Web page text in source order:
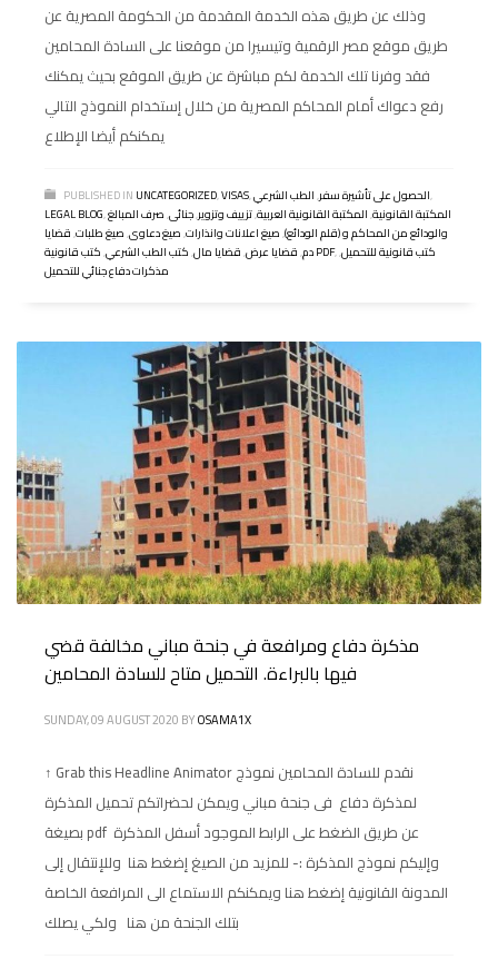
وذلك عن طريق هذه الخدمة المقدمة من الحكومة المصرية عن
طريق موقع مصر الرقمية وتيسيرا من موقعنا على السادة المحامين
فقد وفرنا تلك الخدمة لكم مباشرة عن طريق الموقع بحيث يمكنك
رفع دعواك أمام المحاكم المصرية من خلال إستخدام النموذج التالي
يمكنكم أيضا الإطلاع
PUBLISHED IN UNCATEGORIZED,VISAS, الحصول على تأشيرة سفر,الطب الشرعي
,
LEGAL BLOG, المكتبة القانونية,المكتبة القانونية العربية,تزييف وتزوير,جنائى,صرف المبالغ
والودائع من المحاكم و (قلم الودائع),صيغ اعلانات وانذارات,صيغ دعاوى,صيغ طلبات,قضايا
دم,قضايا عرض,قضايا مال,كتب الطب الشرعي, كتب قانونية PDF, كتب قانونية للتحميل,
مذكرات دفاع جنائي للتحميل
مذكرة دفاع ومرافعة في جنحة مباني مخالفة قضي
فيها بالبراءة. التحميل متاح للسادة المحامين
SUNDAY, 09 AUGUST 2020 BYOSAMA1X
↑ Grab this Headline Animator نقدم للسادة المحامين نموذج
لمذكرة دفاع فى جنحة مباني ويمكن لحضراتكم تحميل المذكرة
بصيغة pdf عن طريق الضغط على الرابط الموجود أسفل المذكرة
وإليكم نموذج المذكرة :- للمزيد من الصيغ إضغط هنا وللإنتقال إلى
المدونة القانونية إضغط هنا ويمكنكم الاستماع الى المرافعة الخاصة
بتلك الجنحة من هنا ولكي يصلك